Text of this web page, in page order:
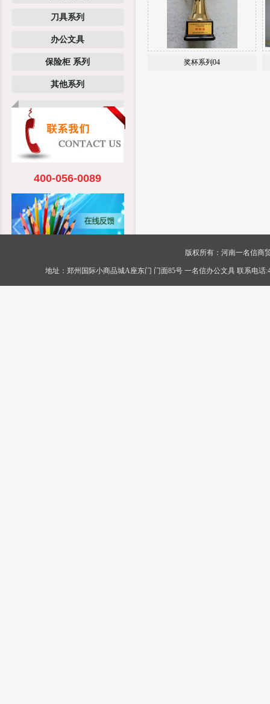
刀具系列
办公文具
保险柜 系列
其他系列
400-056-0089
奖杯系列04
版权所有：河南一名信商
地址：郑州国际小商品城A座东门 门面85号 一名信办公文具 联系电话